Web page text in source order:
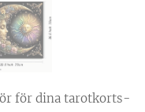
för dina tarotkorts-